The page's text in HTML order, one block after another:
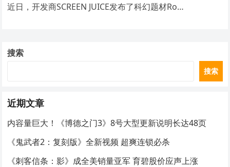
近日，开发商SCREEN JUICE发布了科幻题材Ro…
搜索
搜索
近期文章
内容量巨大！《博德之门3》8号大型更新说明长达48页
《鬼武者2：复刻版》全新视频 超爽连锁必杀
《刺客信条：影》成全美销量亚军 育碧股价应声上涨